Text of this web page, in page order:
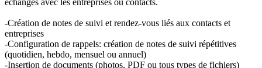
échanges avec les entreprises ou contacts.
-Création de notes de suivi et rendez-vous liés aux contacts et
entreprises
-Configuration de rappels: création de notes de suivi répétitives
(quotidien, hebdo, mensuel ou annuel)
-Insertion de documents (photos, PDF ou tous types de fichiers)